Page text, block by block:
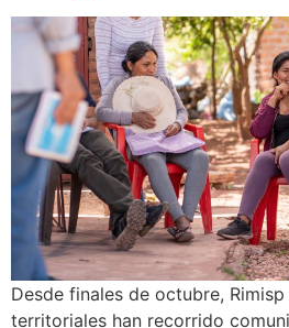
Desde finales de octubre,
territoriales han recorrido